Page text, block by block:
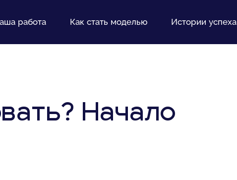
работа Как стать моделью Истории успеха
Начало